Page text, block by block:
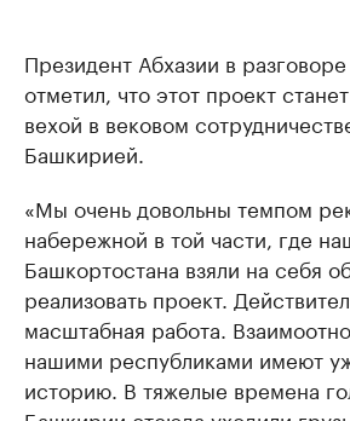
Президент Абхазии в
отметил, что этот проект
вехой в вековом
Башкирией.
«Мы очень довольны темпом
набережной в той части, где
Башкортостана взяли на себя
реализовать проект.
масштабная работа.
нашими республиками имеют
историю. В тяжелые времена